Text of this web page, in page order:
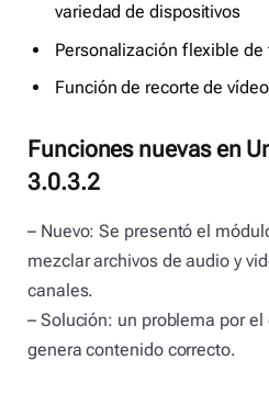
variedad de dispositivos
Personalización flexible de
Función de recorte de
Funciones nuevas en
3.0.3.2
– Nuevo: Se presentó el
mezclar archivos de audio y
canales.
– Solución: un problema por
genera contenido correcto.